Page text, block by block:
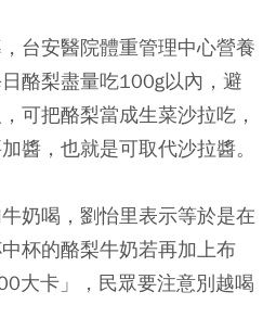
台安醫院體重管理中心營養
酪梨盡量吃100g以內，避
可把酪梨當成生菜沙拉吃，
醬，也就是可取代沙拉醬。
奶喝，劉怡里表示等於是在
杯的酪梨牛奶若再加上布
大卡」，民眾要注意別越喝